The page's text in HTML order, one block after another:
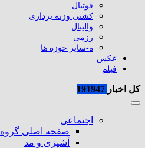
فوتبال
کشتی وزنه برداری
والیبال
رزمی
ه-سایر حوزه ها
عکس
فیلم
کل اخبار
اجتماعی
صفحه اصلی گروه
آشپزی و مد